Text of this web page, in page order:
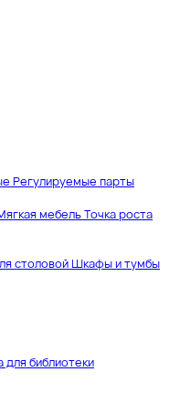
Регулируемые парты
мебель Точка роста
столовойШкафы и тумбы
библиотеки